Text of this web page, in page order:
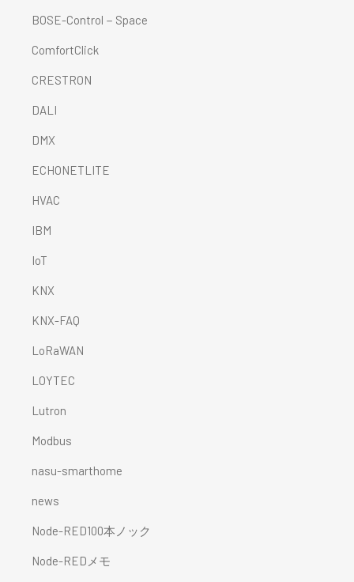
BOSE-Control－Space
ComfortClick
CRESTRON
DALI
DMX
ECHONETLITE
HVAC
IBM
IoT
KNX
KNX-FAQ
LoRaWAN
LOYTEC
Lutron
Modbus
nasu-smarthome
news
Node-RED100本ノック
Node-REDメモ